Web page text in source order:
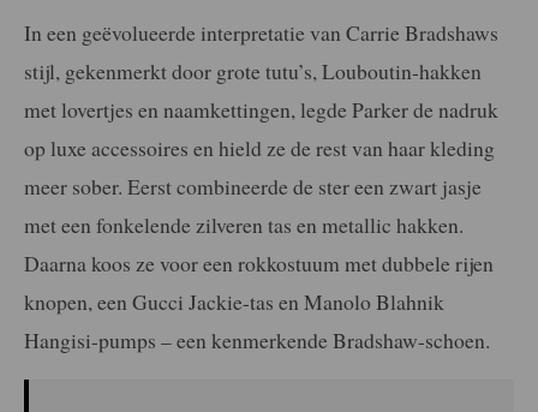
In een geëvolueerde interpretatie van Carrie Bradshaws
stijl, gekenmerkt door grote tutu’s, Louboutin-hakken
met lovertjes en naamkettingen, legde Parker de nadruk
op luxe accessoires en hield ze de rest van haar kleding
meer sober. Eerst combineerde de ster een zwart jasje
met een fonkelende zilveren tas en metallic hakken.
Daarna koos ze voor een rokkostuum met dubbele rijen
knopen, een Gucci Jackie-tas en Manolo Blahnik
Hangisi-pumps – een kenmerkende Bradshaw-schoen.